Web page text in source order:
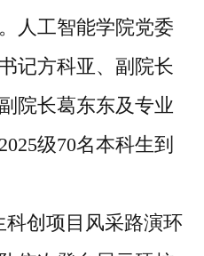
人工智能学院党委
记方科亚、副院长
院长葛东东及专业
2025级70名本科生到
科创项目风采路演环